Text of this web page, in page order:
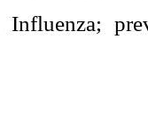
Influenza;